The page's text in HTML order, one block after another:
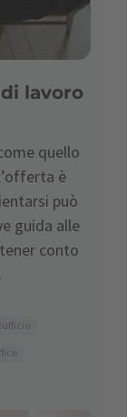
lavoro
quello
è
può
guida alle
conto